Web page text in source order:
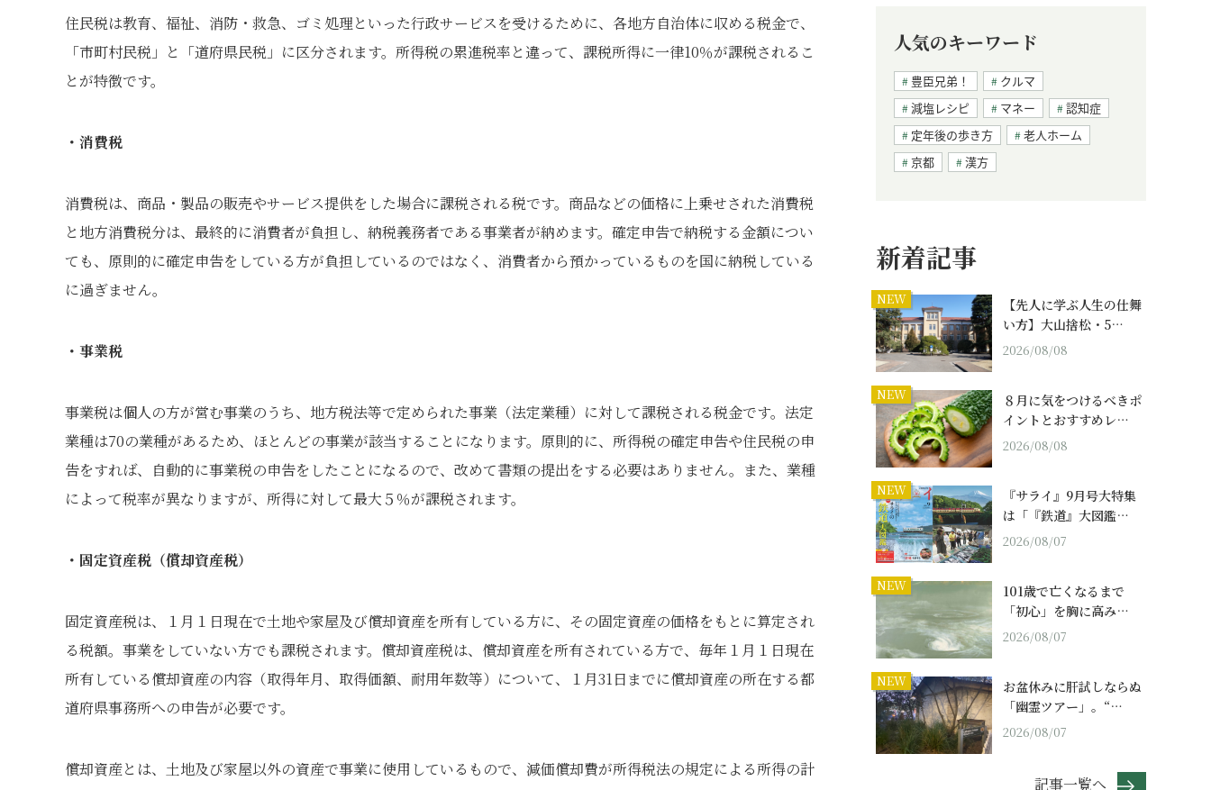
住民税は教育、福祉、消防・救急、ゴミ処理といった行政サービスを受けるために、各地方自治体に収める税金で、
「市町村民税」と「道府県民税」に区分されます。所得税の累進税率と違って、課税所得に一律10％が課税されるこ
とが特徴です。
・消費税
消費税は、商品・製品の販売やサービス提供をした場合に課税される税です。商品などの価格に上乗せされた消費税
と地方消費税分は、最終的に消費者が負担し、納税義務者である事業者が納めます。確定申告で納税する金額につい
ても、原則的に確定申告をしている方が負担しているのではなく、消費者から預かっているものを国に納税している
に過ぎません。
・事業税
事業税は個人の方が営む事業のうち、地方税法等で定められた事業（法定業種）に対して課税される税金です。法定
業種は70の業種があるため、ほとんどの事業が該当することになります。原則的に、所得税の確定申告や住民税の申
告をすれば、自動的に事業税の申告をしたことになるので、改めて書類の提出をする必要はありません。また、業種
によって税率が異なりますが、所得に対して最大５％が課税されます。
・固定資産税（償却資産税）
固定資産税は、１月１日現在で土地や家屋及び償却資産を所有している方に、その固定資産の価格をもとに算定され
る税額。事業をしていない方でも課税されます。償却資産税は、償却資産を所有されている方で、毎年１月１日現在
所有している償却資産の内容（取得年月、取得価額、耐用年数等）について、１月31日までに償却資産の所在する都
道府県事務所への申告が必要です。
償却資産とは、土地及び家屋以外の資産で事業に使用しているもので、減価償却費が所得税法の規定による所得の計
人気のキーワード
豊臣兄弟！
クルマ
減塩レシピ
マネー
認知症
定年後の歩き方
老人ホーム
京都
漢方
新着記事
NEW
【先人に学ぶ人生の仕舞
い方】大山捨松・5…
2026/08/08
NEW
８月に気をつけるべきポ
イントとおすすめレ…
2026/08/08
NEW
『サライ』9月号大特集
は「『鉄道』大図鑑…
2026/08/07
NEW
101歳で亡くなるまで
「初心」を胸に高み…
2026/08/07
NEW
お盆休みに肝試しならぬ
「幽霊ツアー」。“…
2026/08/07
記事一覧へ